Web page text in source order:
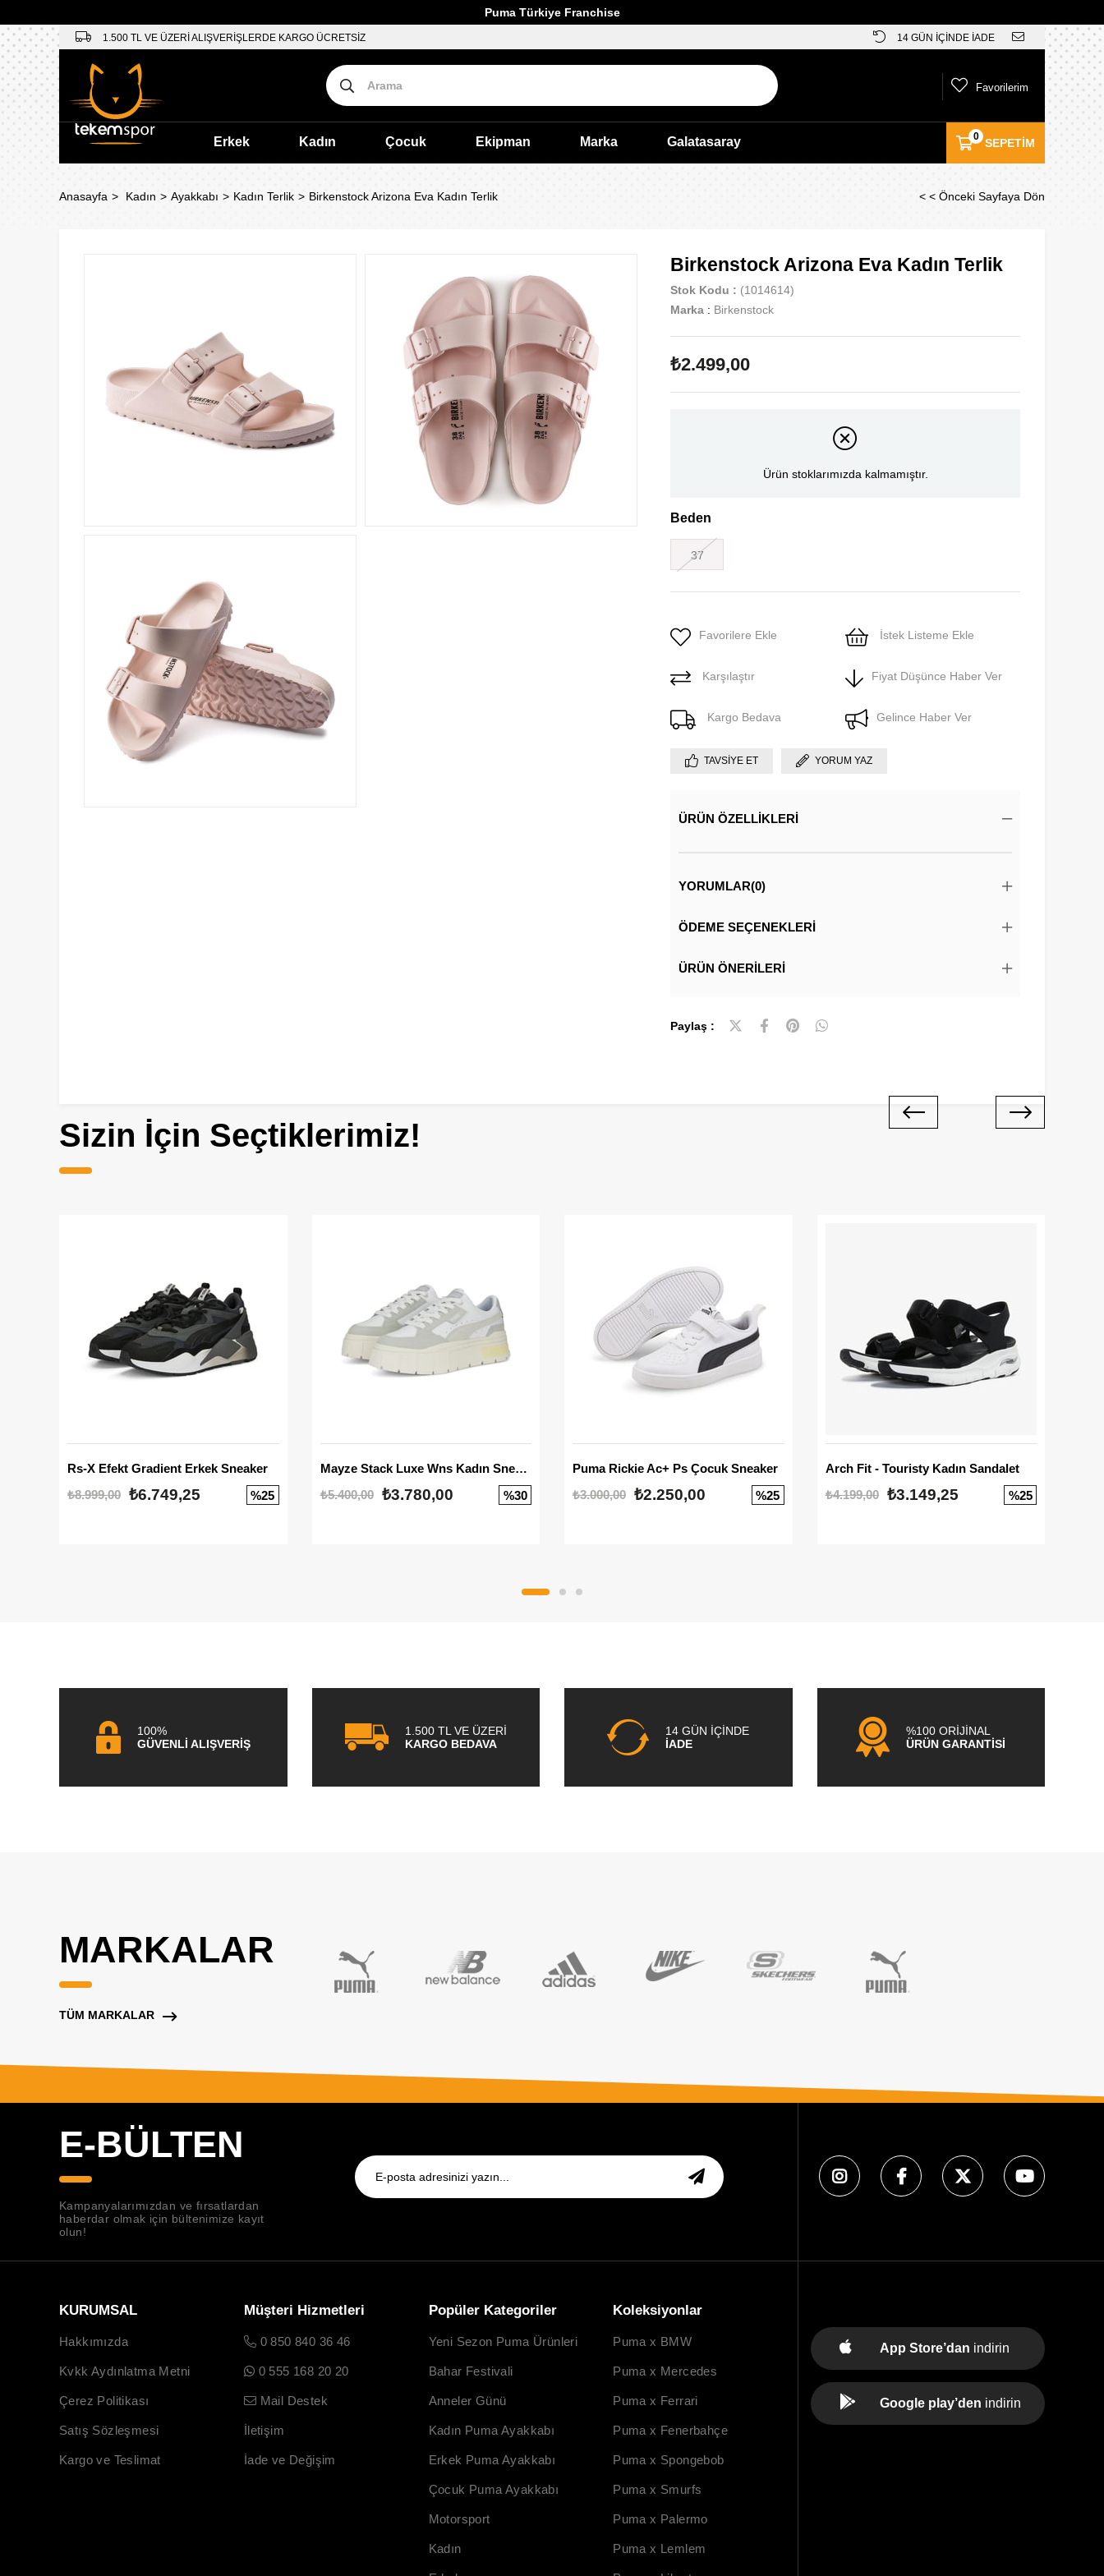
Puma Türkiye Franchise
1.500 TL VE ÜZERİ ALIŞVERİŞLERDE KARGO ÜCRETSİZ 14 GÜN İÇİNDE İADE
SEPETIM
0
Favorilerim
Erkek Kadın Çocuk Ekipman Marka Galatasaray
Anasayfa Kadın Ayakkabı Kadın Terlik Birkenstock Arizona Eva Kadın Terlik < < Önceki Sayfaya Dön
Birkenstock Arizona Eva Kadın Terlik
Stok Kodu
(1014614)
Marka : Birkenstock
₺2.499,00
Ürün stoklarımızda kalmamıştır.
Beden
37
Favorilere Ekle İstek Listeme Ekle
Karşılaştır Fiyat Düşünce Haber Ver
Kargo Bedava Gelince Haber Ver
TAVSIYE ET YORUM YAZ
ÜRÜN ÖZELLIKLERI
YORUMLAR(0)
ÖDEME SEÇENEKLERI
ÜRÜN ÖNERILERI
Paylaş :
Sizin İçin Seçtiklerimiz!
Rs-X Efekt Gradient Erkek Sneaker
₺8.999,00 ₺6.749,25 %25
Mayze Stack Luxe Wns Kadın Sneaker
₺5.400,00
₺3.780,00 %30
Puma Rickie Ac+ Ps Çocuk Sneaker
₺3.000,00 ₺2.250,00 %25
Arch Fit - Touristy Kadın Sandalet
₺4.199,00
₺3.149,25 %25
100%
GÜVENLİ ALIŞVERİŞ
1.500 TL VE ÜZERİ
KARGO BEDAVA
14 GÜN İÇİNDE
İADE
%100 ORİJİNAL
ÜRÜN GARANTİSİ
MARKALAR
TÜM MARKALAR
E-BÜLTEN
Kampanyalarımızdan ve fırsatlardan
haberdar olmak için bültenimize kayıt
olun!
KURUMSAL
Hakkımızda
Kvkk Aydınlatma Metni
Çerez Politikası
Satış Sözleşmesi
Kargo ve Teslimat
Müşteri Hizmetleri
0 850 840 36 46
0 555 168 20 20
Mail Destek
İletişim
İade ve Değişim
Popüler Kategoriler
Yeni Sezon Puma Ürünleri
Bahar Festivali
Anneler Günü
Kadın Puma Ayakkabı
Erkek Puma Ayakkabı
Çocuk Puma Ayakkabı
Motorsport
Kadın
Koleksiyonlar
Puma x BMW
Puma x Mercedes
Puma x Ferrari
Puma x Fenerbahçe
Puma x Spongebob
Puma x Smurfs
Puma x Palermo
Puma x Lemlem
App Store’dan indirin
Google play’den indirin